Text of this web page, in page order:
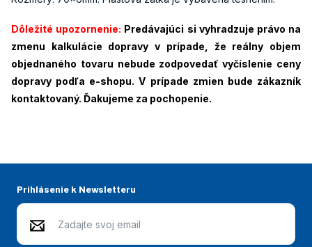
Dôležité upozornenie: Predávajúci si vyhradzuje právo na
zmenu kalkulácie dopravy v prípade, že reálny objem
objednaného tovaru nebude zodpovedať vyčíslenie ceny
dopravy podľa e-shopu. V prípade zmien bude zákazník
kontaktovaný. Ďakujeme za pochopenie.
Prihlásenie k Newsletteru